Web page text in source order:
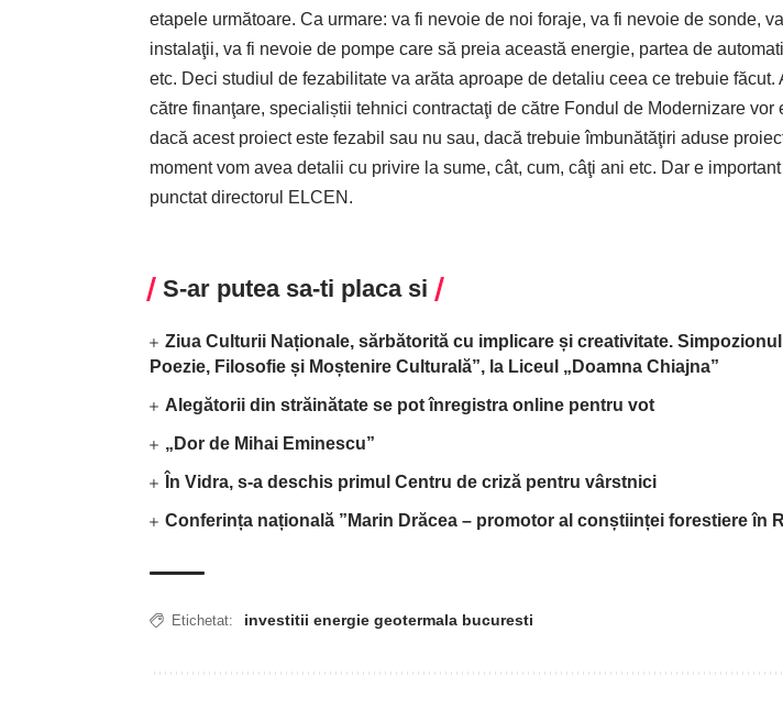
etapele următoare. Ca urmare: va fi nevoie de noi foraje, va fi nevoie de sonde,
instalaţii, va fi nevoie de pompe care să preia această energie, partea de
etc. Deci studiul de fezabilitate va arăta aproape de detaliu ceea ce trebuie făcut.
către finanţare, specialiștii tehnici contractaţi de către Fondul de Modernizare vor
dacă acest proiect este fezabil sau nu sau, dacă trebuie îmbunătăţiri aduse
moment vom avea detalii cu privire la sume, cât, cum, câţi ani etc. Dar e important
punctat directorul ELCEN.
S-ar putea sa-ti placa si
Ziua Culturii Naționale, sărbătorită cu implicare și creativitate.
Poezie, Filosofie și Moștenire Culturală”, la Liceul „Doamna Chiajna”
Alegătorii din străinătate se pot înregistra online pentru vot
„Dor de Mihai Eminescu”
În Vidra, s-a deschis primul Centru de criză pentru vârstnici
Conferința națională ”Marin Drăcea – promotor al conștiinței forestiere în
Etichetat: investitii energie geotermala bucuresti